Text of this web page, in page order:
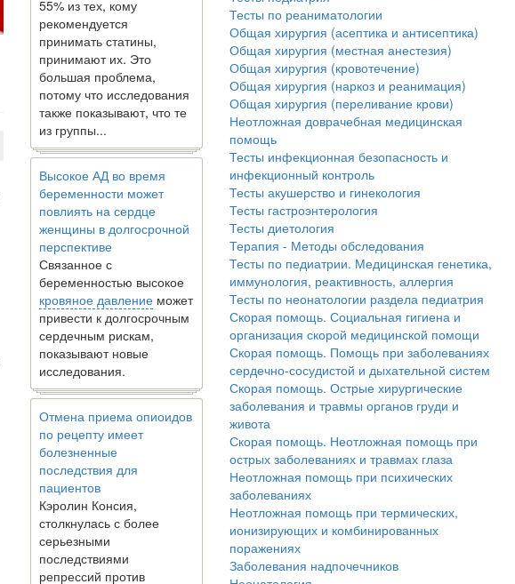
55% из тех, кому
рекомендуется
принимать статины,
принимают их. Это
большая проблема,
потому что исследования
также показывают, что те
из группы...
Высокое АД во время
беременности может
повлиять на сердце
женщины в долгосрочной
перспективе
Связанное с
беременностью высокое
кровяное давление может
привести к долгосрочным
сердечным рискам,
показывают новые
исследования.
Отмена приема опиоидов
по рецепту имеет
болезненные
последствия для
пациентов
Кэролин Консия,
столкнулась с более
серьезными
последствиями
репрессий против
Тесты по реаниматологии
Общая хирургия (асептика и антисептика)
Общая хирургия (местная анестезия)
Общая хирургия (кровотечение)
Общая хирургия (наркоз и реанимация)
Общая хирургия (переливание крови)
Неотложная доврачебная медицинская
помощь
Тесты инфекционная безопасность и
инфекционный контроль
Тесты акушерство и гинекология
Тесты гастроэнтерология
Тесты диетология
Терапия - Методы обследования
Тесты по педиатрии. Медицинская генетика,
иммунология, реактивность, аллергия
Тесты по неонатологии раздела педиатрия
Скорая помощь. Социальная гигиена и
организация скорой медицинской помощи
Скорая помощь. Помощь при заболеваниях
сердечно-сосудистой и дыхательной систем
Скорая помощь. Острые хирургические
заболевания и травмы органов груди и
живота
Скорая помощь. Неотложная помощь при
острых заболеваниях и травмах глаза
Неотложная помощь при психических
заболеваниях
Неотложная помощь при термических,
ионизирующих и комбинированных
поражениях
Заболевания надпочечников